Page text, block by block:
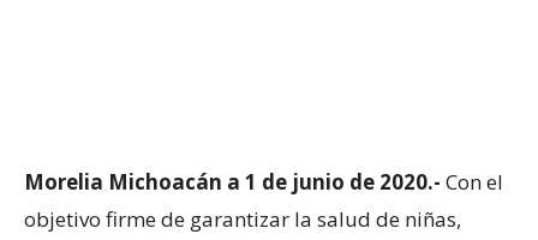
Morelia Michoacán a 1 de junio de 2020.- Con el
objetivo firme de garantizar la salud de niñas,